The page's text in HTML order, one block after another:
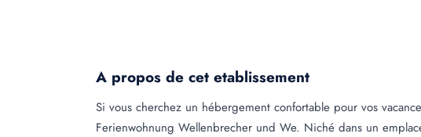
A propos de cet etablissement
Si vous cherchez un hébergement confortable pour vos
Ferienwohnung Wellenbrecher und We. Niché dans un